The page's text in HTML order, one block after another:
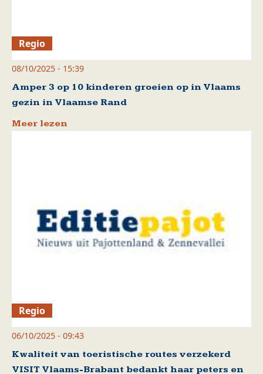
Regio
08/10/2025 - 15:39
Amper 3 op 10 kinderen groeien op in Vlaams
gezin in Vlaamse Rand
Meer lezen
Regio
06/10/2025 - 09:43
Kwaliteit van toeristische routes verzekerd
VISIT Vlaams-Brabant bedankt haar peters en